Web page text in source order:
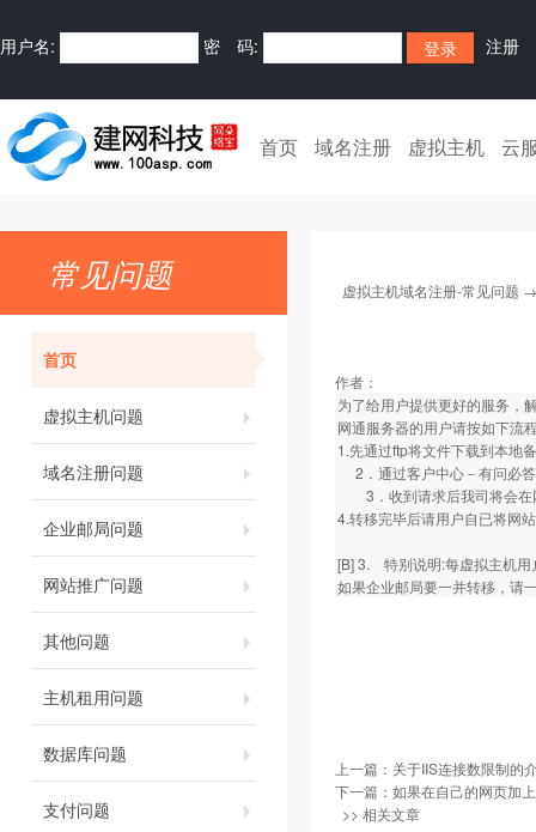
用户名: 密 码: 注册
首页 域名注册 虚拟主机 云
常见问题
首页
虚拟主机问题
域名注册问题
企业邮局问题
网站推广问题
其他问题
主机租用问题
数据库问题
支付问题
虚拟主机域名注册-常见问题
作者：
为了给用户提供更好的服务，
网通服务器的用户请按如下流
1.先通过ftp将文件下载到本地
2．通过客户中心－有问必
3．收到请求后我司将会在
4.转移完毕后请用户自已将网
[B] 3. 特别说明:每虚拟主机用
如果企业邮局要一并转移，请
上一篇： 关于IIS连接数限制的
下一篇： 如果在自己的网页加
>> 相关文章